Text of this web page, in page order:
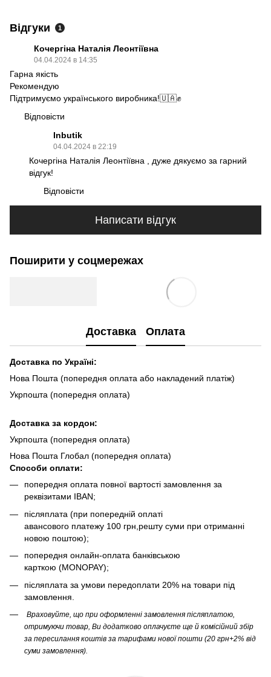
Відгуки 1
Кочергіна Наталія Леонтіївна
04.04.2024 в 14:35
Гарна якість
Рекомендую
Підтримуємо українського виробника!🇺🇦✊
Відповісти
Inbutik
04.04.2024 в 22:19
Кочергіна Наталія Леонтіївна , дуже дякуємо за гарний
відгук!
Відповісти
Написати відгук
Поширити у соцмережах
Доставка Оплата
Доставка по Україні:
Нова Пошта (попередня оплата або накладений платіж)
Укрпошта (попередня оплата)
Доставка за кордон:
Укрпошта (попередня оплата)
Нова Пошта Глобал (попередня оплата)
Способи оплати:
попередня оплата повної вартості замовлення за
реквізитами IBAN;
післяплата (при попередній оплаті
авансового платежу 100 грн,решту суми при отриманні
новою поштою);
попередня онлайн-оплата банківською
карткою (MONOPAY);
післяплата за умови передоплати 20% на товари під
замовлення.
Враховуйте, що при оформленні замовлення післяплатою,
отримуючи товар, Ви додатково оплачуєте ще й комісійний збір
за пересилання коштів за тарифами нової пошти (20 грн+2% від
суми замовлення).